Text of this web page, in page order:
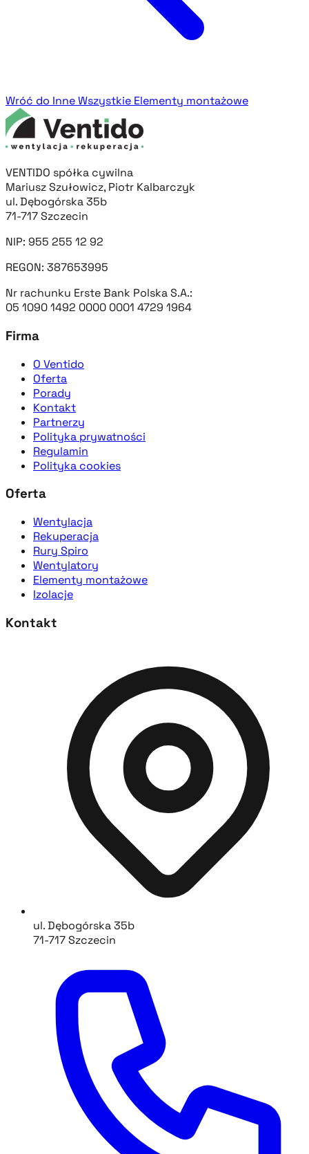
Wróć do InneWszystkie Elementy montażowe
VENTIDO spółka cywilna
Mariusz Szułowicz, Piotr Kalbarczyk
ul. Dębogórska 35b
71-717 Szczecin
NIP: 955 255 12 92
REGON: 387653995
Nr rachunku Erste Bank Polska S.A.:
05 1090 1492 0000 0001 4729 1964
Firma
O Ventido
Oferta
Porady
Kontakt
Partnerzy
Polityka prywatności
Regulamin
Polityka cookies
Oferta
Wentylacja
Rekuperacja
Rury Spiro
Wentylatory
Elementy montażowe
Izolacje
Kontakt
ul. Dębogórska 35b
71-717 Szczecin